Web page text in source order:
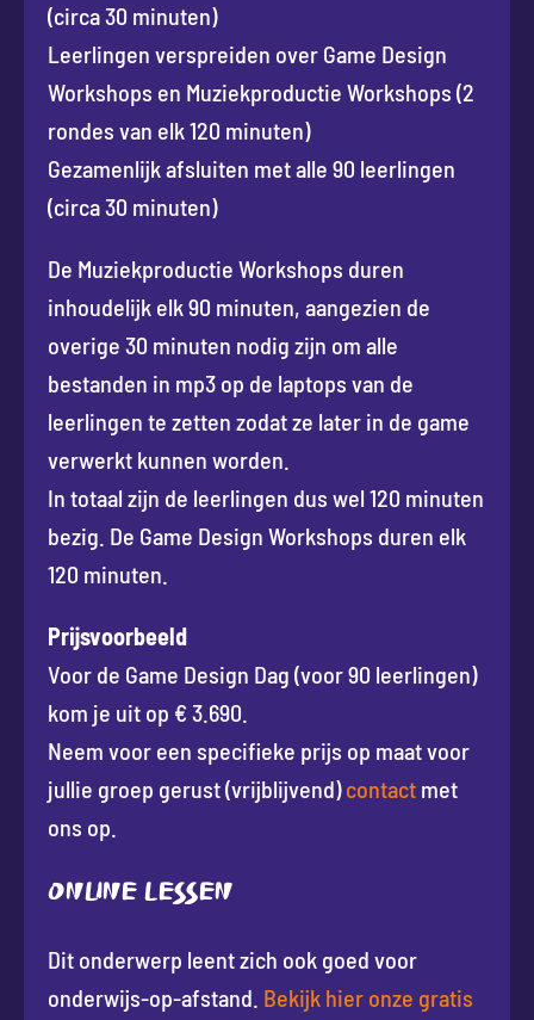
(circa 30 minuten)
Leerlingen verspreiden over Game Design
Workshops en Muziekproductie Workshops (2
rondes van elk 120 minuten)
Gezamenlijk afsluiten met alle 90 leerlingen
(circa 30 minuten)
De Muziekproductie Workshops duren
inhoudelijk elk 90 minuten, aangezien de
overige 30 minuten nodig zijn om alle
bestanden in mp3 op de laptops van de
leerlingen te zetten zodat ze later in de game
verwerkt kunnen worden.
In totaal zijn de leerlingen dus wel 120 minuten
bezig. De Game Design Workshops duren elk
120 minuten.
Prijsvoorbeeld
Voor de Game Design Dag (voor 90 leerlingen)
kom je uit op € 3.690.
Neem voor een specifieke prijs op maat voor
jullie groep gerust (vrijblijvend)contact met
ons op.
Online lessen
Dit onderwerp leent zich ook goed voor
onderwijs-op-afstand. Bekijk hier onze gratis